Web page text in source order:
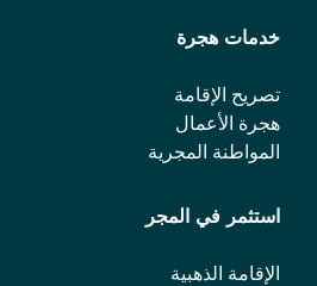
خدمات هجرة
تصريح الإقامة
هجرة الأعمال
المواطنة المجرية
استثمر في المجر
الإقامة الذهبية